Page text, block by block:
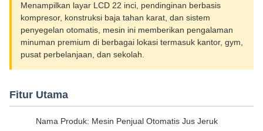
Menampilkan layar LCD 22 inci, pendinginan berbasis
kompresor, konstruksi baja tahan karat, dan sistem
penyegelan otomatis, mesin ini memberikan pengalaman
minuman premium di berbagai lokasi termasuk kantor, gym,
pusat perbelanjaan, dan sekolah.
Fitur Utama
Nama Produk: Mesin Penjual Otomatis Jus Jeruk